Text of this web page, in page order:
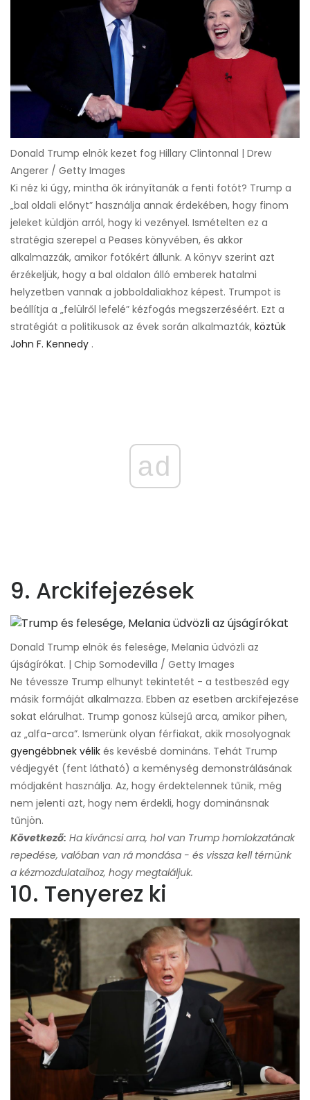
Donald Trump elnök kezet fog Hillary Clintonnal | Drew
Angerer / Getty Images
Ki néz ki úgy, mintha ők irányítanák a fenti fotót? Trump a
„bal oldali előnyt” használja annak érdekében, hogy finom
jeleket küldjön arról, hogy ki vezényel. Ismételten ez a
stratégia szerepel a Peases könyvében, és akkor
alkalmazzák, amikor fotókért állunk. A könyv szerint azt
érzékeljük, hogy a bal oldalon álló emberek hatalmi
helyzetben vannak a jobboldaliakhoz képest. Trumpot is
beállítja a „felülről lefelé” kézfogás megszerzéséért. Ezt a
stratégiát a politikusok az évek során alkalmazták, köztük
John F. Kennedy .
ad
9. Arckifejezések
Donald Trump elnök és felesége, Melania üdvözli az
újságírókat. | Chip Somodevilla / Getty Images
Ne tévessze Trump elhunyt tekintetét - a testbeszéd egy
másik formáját alkalmazza. Ebben az esetben arckifejezése
sokat elárulhat. Trump gonosz külsejű arca, amikor pihen,
az „alfa-arca”. Ismerünk olyan férfiakat, akik mosolyognak
gyengébbnek vélik és kevésbé domináns. Tehát Trump
védjegyét (fent látható) a keménység demonstrálásának
módjaként használja. Az, hogy érdektelennek tűnik, még
nem jelenti azt, hogy nem érdekli, hogy dominánsnak
tűnjön.
Következő: Ha kíváncsi arra, hol van Trump homlokzatának
repedése, valóban van rá mondása - és vissza kell térnünk
a kézmozdulataihoz, hogy megtaláljuk.
10. Tenyerez ki